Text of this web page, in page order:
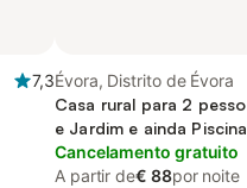
7,3Évora, Distrito de Évora
Casa rural para 2
e Jardim e ainda
Cancelamento gratuito
A partir de€ 88por noite